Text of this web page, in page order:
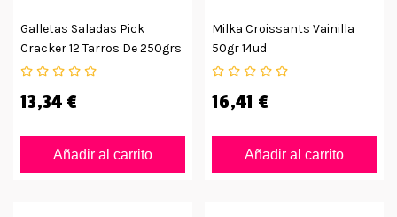
Galletas Saladas Pick
Cracker 12 Tarros De 250grs
13,34 €
Añadir al carrito
Milka Croissants Vainilla
50gr 14ud
16,41 €
Añadir al carrito